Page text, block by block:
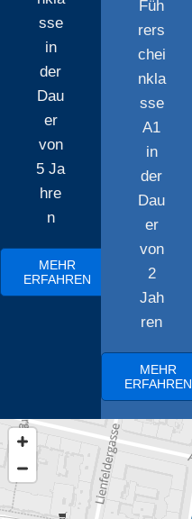
sse
in
der
Dau
er
von
5 Ja
hre
n
MEHR
ERFAHREN
Füh
rers
chei
nkla
sse
A1
in
der
Dau
er
von
2
Jah
ren
MEHR
ERFAHREN